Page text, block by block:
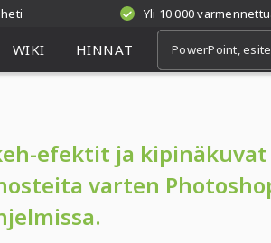
Yli 10 000
WIKI HINNAT
efektit ja kipinäkuvat
varten